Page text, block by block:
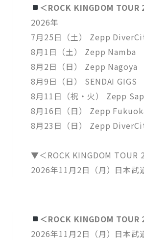
＜ROCK KINGDOM TOUR
2026年
7月25日（土） Zepp
8月1日（土） Zepp Namba
8月2日（日） Zepp Nagoya
8月9日（日） SENDAI GIGS
8月11日（祝・火） Zepp
8月16日（日） Zepp
8月23日（日） Zepp
▼＜ROCK KINGDOM TOUR
2026年11月2日（月）日本武
＜ROCK KINGDOM TOUR
2026年11月2日（月）日本武